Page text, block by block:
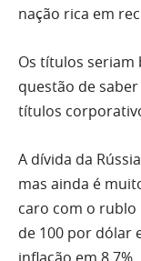
nação rica em
Os títulos seriam
questão de
títulos
A dívida da
mas ainda é
caro com o rublo
de 100 por dólar